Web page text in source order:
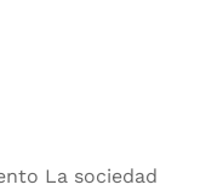
La sociedad